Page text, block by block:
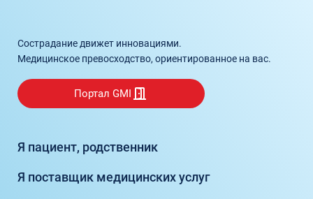
Награды в области здравоохранения —
Германский онкологический центр.
Сострадание движет инновациями.
Медицинское превосходство, ориентированное на вас.
Портал GMI
Я пациент, родственник
Я поставщик медицинских услуг